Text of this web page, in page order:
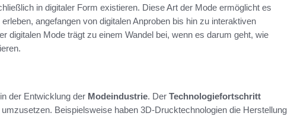
in digitaler Form existieren. Diese Art der Mode ermöglicht es
angefangen von digitalen Anproben bis hin zu interaktiven
digitalen Mode trägt zu einem Wandel bei, wenn es darum geht, wie
der Entwicklung der Modeindustrie. Der Technologiefortschritt
Beispielsweise haben 3D-Drucktechnologien die Herstellung